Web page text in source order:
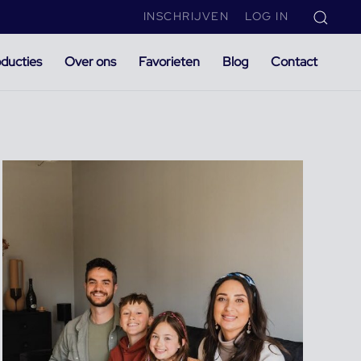
INSCHRIJVEN LOG IN
Over ons Favorieten Blog Contact